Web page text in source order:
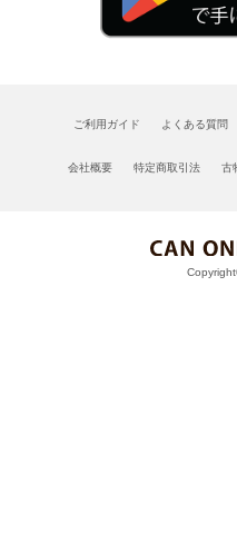
ご利用ガイド よくある質問
会社概要 特定商取引法 古